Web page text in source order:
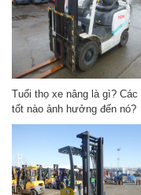
Tuổi thọ xe nâng là gì? Các
tốt nào ảnh hưởng đến nó?